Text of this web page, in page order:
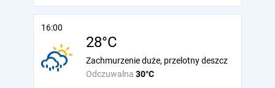
16:00
28°C
Odczuwalna 30°C
Zachmurzenie duże, przelotny deszcz